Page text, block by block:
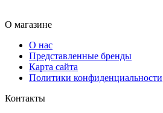
О магазине
О нас
Представленные бренды
Карта сайта
Политики конфиденциальности
Контакты